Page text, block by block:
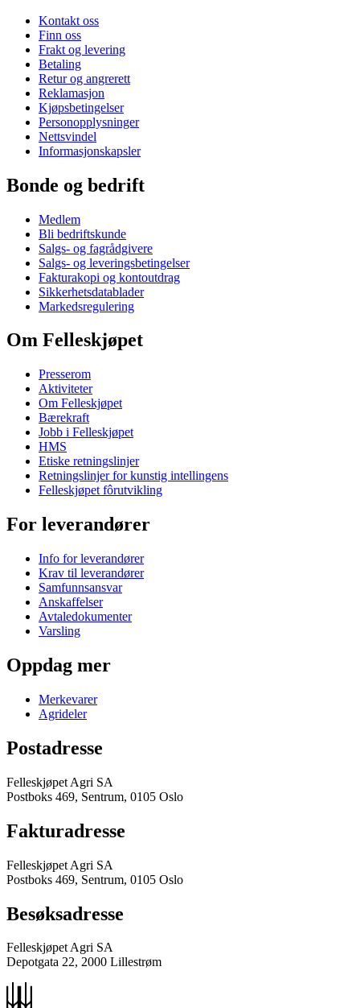
Kontakt oss
Finn oss
Frakt og levering
Betaling
Retur og angrerett
Reklamasjon
Kjøpsbetingelser
Personopplysninger
Nettsvindel
Informasjonskapsler
Bonde og bedrift
Medlem
Bli bedriftskunde
Salgs- og fagrådgivere
Salgs- og leveringsbetingelser
Fakturakopi og kontoutdrag
Sikkerhetsdatablader
Markedsregulering
Om Felleskjøpet
Presserom
Aktiviteter
Om Felleskjøpet
Bærekraft
Jobb i Felleskjøpet
HMS
Etiske retningslinjer
Retningslinjer for kunstig intellingens
Felleskjøpet fôrutvikling
For leverandører
Info for leverandører
Krav til leverandører
Samfunnsansvar
Anskaffelser
Avtaledokumenter
Varsling
Oppdag mer
Merkevarer
Agrideler
Postadresse
Felleskjøpet Agri SA
Postboks 469, Sentrum, 0105 Oslo
Fakturadresse
Felleskjøpet Agri SA
Postboks 469, Sentrum, 0105 Oslo
Besøksadresse
Felleskjøpet Agri SA
Depotgata 22, 2000 Lillestrøm